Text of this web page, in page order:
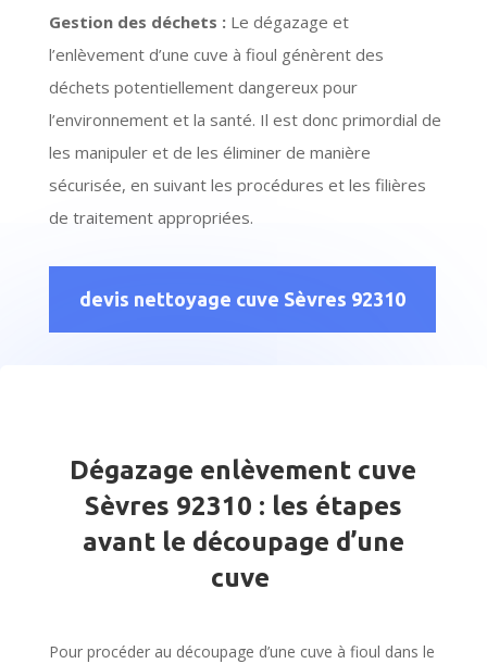
Gestion des déchets :Le dégazage et
l’enlèvement d’une cuve à fioul génèrent des
déchets potentiellement dangereux pour
l’environnement et la santé. Il est donc primordial de
les manipuler et de les éliminer de manière
sécurisée, en suivant les procédures et les filières
de traitement appropriées.
devis nettoyage cuve Sèvres 92310
Dégazage enlèvement cuve
Sèvres 92310 : les étapes
avant le découpage d’une
cuve
Pour procéder au découpage d’une cuve à fioul dans le